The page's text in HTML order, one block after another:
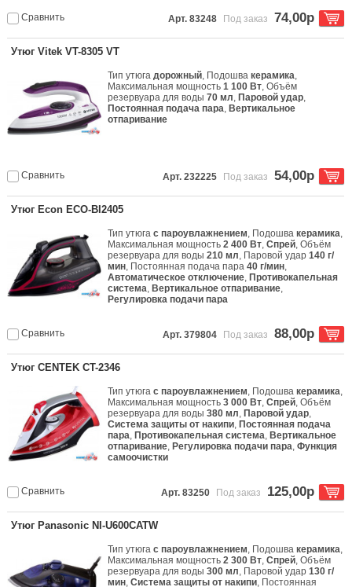
Сравнить Арт. 83248 Под заказ 74,00р
Утюг Vitek VT-8305 VT
Тип утюгадорожный, Подошвакерамика,
Максимальная мощность1 100 Вт, Объём
резервуара для воды70 мл, Паровой удар,
Постоянная подача пара, Вертикальное
отпаривание
Сравнить Арт. 232225 Под заказ 54,00р
Утюг Econ ECO-BI2405
Тип утюгас пароувлажнением, Подошвакерамика,
Максимальная мощность2 400 Вт,Спрей, Объём
резервуара для воды210 мл, Паровой удар140 г/
мин, Постоянная подача пара40 г/мин,
Автоматическое отключение, Противокапельная
система, Вертикальное отпаривание,
Регулировка подачи пара
Сравнить Арт. 379804 Под заказ 88,00р
Утюг CENTEK CT-2346
Тип утюгас пароувлажнением, Подошвакерамика,
Максимальная мощность3 000 Вт,Спрей, Объём
резервуара для воды380 мл, Паровой удар,
Система защиты от накипи, Постоянная подача
пара, Противокапельная система, Вертикальное
отпаривание, Регулировка подачи пара,Функция
самоочистки
Сравнить Арт. 83250 Под заказ 125,00р
Утюг Panasonic NI-U600CATW
Тип утюгас пароувлажнением, Подошвакерамика,
Максимальная мощность2 300 Вт,Спрей, Объём
резервуара для воды300 мл, Паровой удар130 г/
мин,Система защиты от накипи, Постоянная